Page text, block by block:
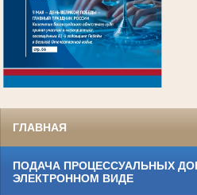
ГЛАВНАЯ
ПОДАЧА ПРОЦЕССУАЛЬНЫХ
ЭЛЕКТРОННОМ ВИДЕ